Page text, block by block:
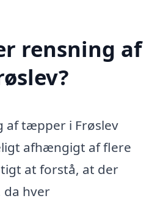
rensning af
af tæpper i Frøslev
afhængigt af flere
at forstå, at der
da hver